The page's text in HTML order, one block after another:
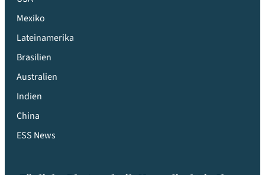
Mexiko
Lateinamerika
Brasilien
Australien
Indien
China
ESS News